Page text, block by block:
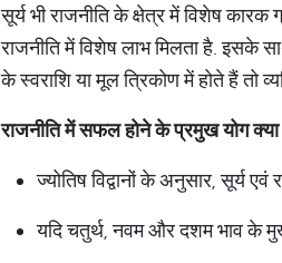
सूर्य भी राजनीति के क्षेत्र में विशेष
राजनीति में विशेष लाभ मिलता है. इसके
के स्वराशि या मूल त्रिकोण में होते हैं तो
राजनीति में सफल होने के प्रमुख योग
ज्योतिष विद्वानों के अनुसार, सूर्य
यदि चतुर्थ, नवम और दशम भाव के